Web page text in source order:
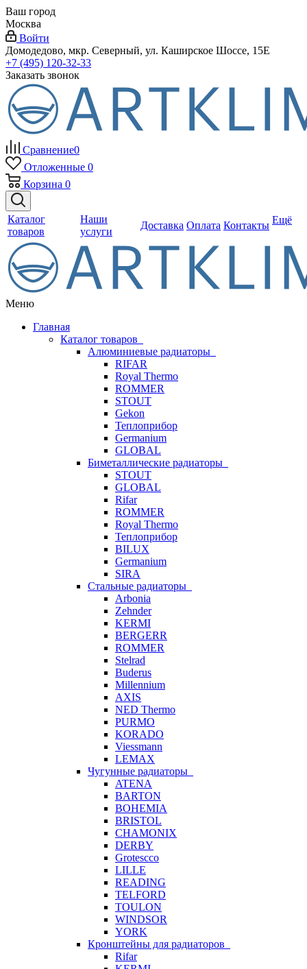
Ваш город
Москва
Войти
Домодедово, мкр. Северный, ул. Каширское Шоссе, 15Е
+7 (495) 120-32-33
Заказать звонок
Сравнение0
Отложенные 0
Корзина 0
Каталог
товаров
Наши
услуги
Доставка Оплата Контакты Ещё
Меню
Главная
Каталог товаров
Алюминиевые радиаторы
RIFAR
Royal Thermo
ROMMER
STOUT
Gekon
Теплоприбор
Germanium
GLOBAL
Биметаллические радиаторы
STOUT
GLOBAL
Rifar
ROMMER
Royal Thermo
Теплоприбор
BILUX
Germanium
SIRA
Стальные радиаторы
Arbonia
Zehnder
KERMI
BERGERR
ROMMER
Stelrad
Buderus
Millennium
AXIS
NED Thermo
PURMO
KORADO
Viessmann
LEMAX
Чугунные радиаторы
ATENA
BARTON
BOHEMIA
BRISTOL
CHAMONIX
DERBY
Grotescco
LILLE
READING
TELFORD
TOULON
WINDSOR
YORK
Кронштейны для радиаторов
Rifar